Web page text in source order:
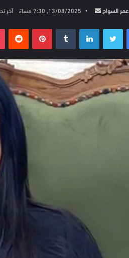
عمر السواح
أرسل
إلكترونيا
13/08/2025, 7:30 مساءً آخر تحديث: 13/
فيسبوكتويتر لينكدإن بينتيريست